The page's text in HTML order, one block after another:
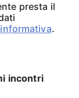
presta il
informativa.
incontri